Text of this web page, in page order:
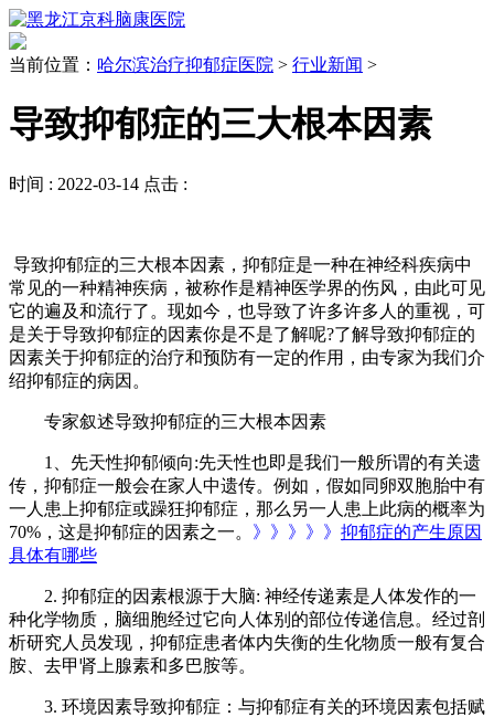
当前位置： 哈尔滨治疗抑郁症医院 > 行业新闻 >
导致抑郁症的三大根本因素
时间 : 2022-03-14 点击 :
导致抑郁症的三大根本因素，抑郁症是一种在神经科疾病中
常见的一种精神疾病，被称作是精神医学界的伤风，由此可见
它的遍及和流行了。现如今，也导致了许多许多人的重视，可
是关于导致抑郁症的因素你是不是了解呢?了解导致抑郁症的
因素关于抑郁症的治疗和预防有一定的作用，由专家为我们介
绍抑郁症的病因。
专家叙述导致抑郁症的三大根本因素
1、先天性抑郁倾向:先天性也即是我们一般所谓的有关遗
传，抑郁症一般会在家人中遗传。例如，假如同卵双胞胎中有
一人患上抑郁症或躁狂抑郁症，那么另一人患上此病的概率为
70%，这是抑郁症的因素之一。 》》》》》 抑郁症的产生原因
具体有哪些
2. 抑郁症的因素根源于大脑: 神经传递素是人体发作的一
种化学物质，脑细胞经过它向人体别的部位传递信息。经过剖
析研究人员发现，抑郁症患者体内失衡的生化物质一般有复合
胺、去甲肾上腺素和多巴胺等。
3. 环境因素导致抑郁症：与抑郁症有关的环境因素包括赋